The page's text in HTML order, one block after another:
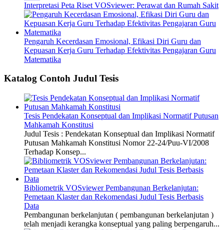
Interpretasi Peta Riset VOSviewer: Perawat dan Rumah Sakit
Pengaruh Kecerdasan Emosional, Efikasi Diri Guru dan
Kepuasan Kerja Guru Terhadap Efektivitas Pengajaran Guru
Matematika
Katalog Contoh Judul Tesis
Tesis Pendekatan Konseptual dan Implikasi Normatif Putusan
Mahkamah Konstitusi
Judul Tesis : Pendekatan Konseptual dan Implikasi Normatif
Putusan Mahkamah Konstitusi Nomor 22-24/Puu-VI/2008
Terhadap Konsep...
Bibliometrik VOSviewer Pembangunan Berkelanjutan:
Pemetaan Klaster dan Rekomendasi Judul Tesis Berbasis
Data
Pembangunan berkelanjutan ( pembangunan berkelanjutan )
telah menjadi kerangka konseptual yang paling berpengaruh...